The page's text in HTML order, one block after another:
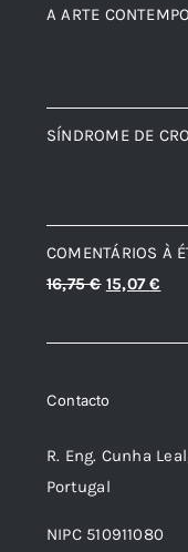
A ARTE
SÍNDROME DE
COMENTÁRIOS À
16,75€ O
original
16,75 €.
15,07€
Contacto
R. Eng. Cunha
Portugal
NIPC 510911080